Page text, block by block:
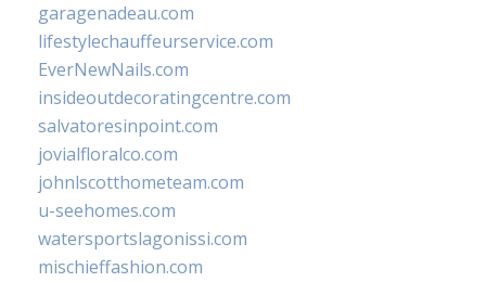
garagenadeau.com
lifestylechauffeurservice.com
EverNewNails.com
insideoutdecoratingcentre.com
salvatoresinpoint.com
jovialfloralco.com
johnlscotthometeam.com
u-seehomes.com
watersportslagonissi.com
mischieffashion.com